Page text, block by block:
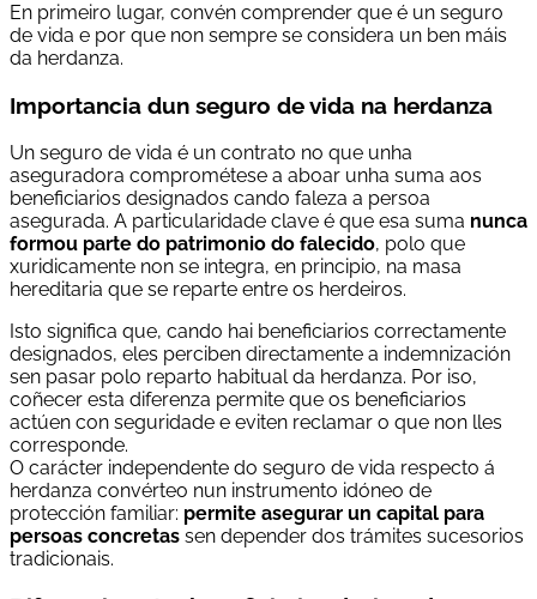
En primeiro lugar, convén comprender que é un seguro
de vida e por que non sempre se considera un ben máis
da herdanza.
Importancia dun seguro de vida na herdanza
Un seguro de vida é un contrato no que unha
aseguradora comprométese a aboar unha suma aos
beneficiarios designados cando faleza a persoa
asegurada. A particularidade clave é que esa suma nunca
formou parte do patrimonio do falecido, polo que
xuridicamente non se integra, en principio, na masa
hereditaria que se reparte entre os herdeiros.
Isto significa que, cando hai beneficiarios correctamente
designados, eles perciben directamente a indemnización
sen pasar polo reparto habitual da herdanza. Por iso,
coñecer esta diferenza permite que os beneficiarios
actúen con seguridade e eviten reclamar o que non lles
corresponde.
O carácter independente do seguro de vida respecto á
herdanza convérteo nun instrumento idóneo de
protección familiar: permite asegurar un capital para
persoas concretas sen depender dos trámites sucesorios
tradicionais.